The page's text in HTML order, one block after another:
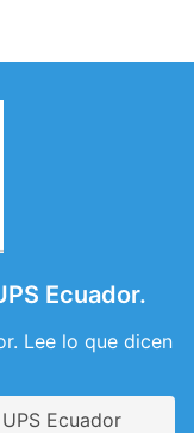
Ecuador.
Lee lo que dicen
Ecuador